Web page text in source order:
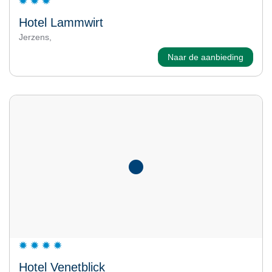
Hotel Lammwirt
Jerzens,
Naar de aanbieding
Hotel Venetblick